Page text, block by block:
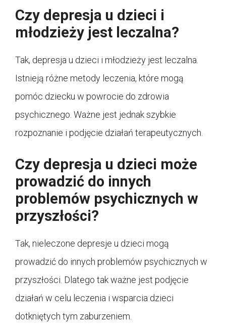
Czy depresja u dzieci i
młodzieży jest leczalna?
Tak, depresja u dzieci i młodzieży jest leczalna.
Istnieją różne metody leczenia, które mogą
pomóc dziecku w powrocie do zdrowia
psychicznego. Ważne jest jednak szybkie
rozpoznanie i podjęcie działań terapeutycznych.
Czy depresja u dzieci może
prowadzić do innych
problemów psychicznych w
przyszłości?
Tak, nieleczone depresje u dzieci mogą
prowadzić do innych problemów psychicznych w
przyszłości. Dlatego tak ważne jest podjęcie
działań w celu leczenia i wsparcia dzieci
dotkniętych tym zaburzeniem.